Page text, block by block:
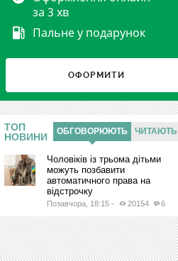
за 3 хв
Пальне у подарунок
ОФОРМИТИ
ТОП
НОВИНИ
ОБГОВОРЮЮТЬ ЧИТАЮТЬ
Чоловіків із трьома дітьми
можуть позбавити
автоматичного права на
відстрочку
Позавчора, 18:15 - 20154 6